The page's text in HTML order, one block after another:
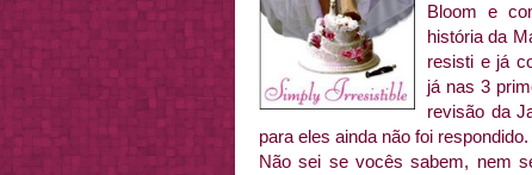
Bloom e
história da
resisti e já
já nas 3
revisão da
para eles ainda não foi
Não sei se vocês sabem, nem